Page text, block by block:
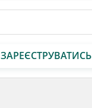
ЗАРЕЄСТРУВАТИСЬ